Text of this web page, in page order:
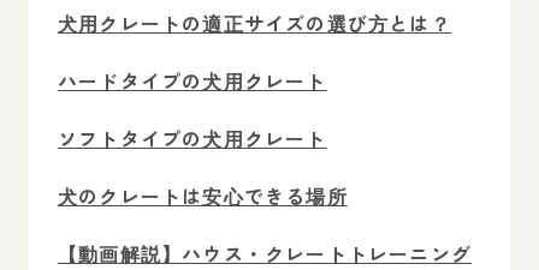
犬用クレートの適正サイズの選び方とは？
ハードタイプの犬用クレート
ソフトタイプの犬用クレート
犬のクレートは安心できる場所
【動画解説】ハウス・クレートトレーニング